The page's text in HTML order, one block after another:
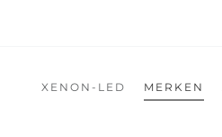
XENON-LED MERKEN